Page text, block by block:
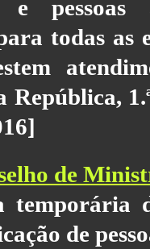
e pessoas
todas as
República,
de
temporária
de